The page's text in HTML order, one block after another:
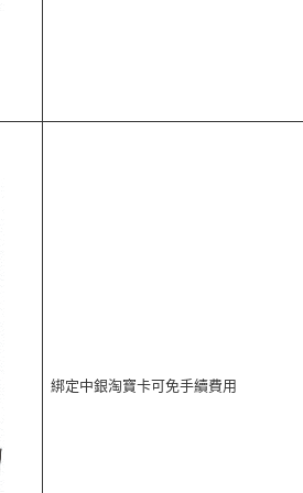
綁定中銀淘寶卡可免手續費用